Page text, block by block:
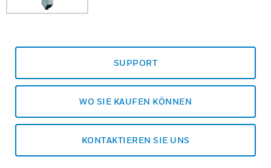
SUPPORT
WO SIE KAUFEN KÖNNEN
KONTAKTIEREN SIE UNS